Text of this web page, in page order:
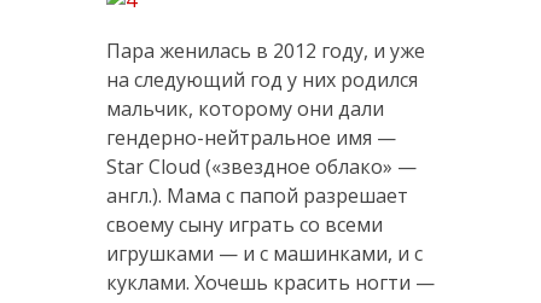
Пара женилась в 2012 году, и уже
на следующий год у них родился
мальчик, которому они дали
гендерно-нейтральное имя —
Star Cloud («звездное облако» —
англ.). Мама с папой разрешает
своему сыну играть со всеми
игрушками — и с машинками, и с
куклами. Хочешь красить ногти —